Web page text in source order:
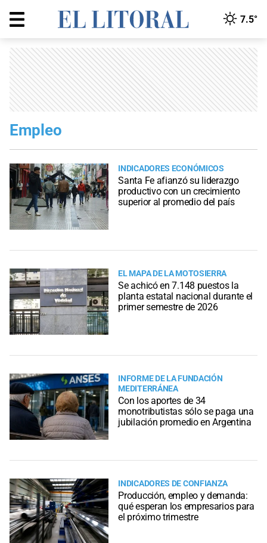
7.5°
Empleo
INDICADORES ECONÓMICOS
Santa Fe afianzó su liderazgo
productivo con un crecimiento
superior al promedio del país
EL MAPA DE LA MOTOSIERRA
Se achicó en 7.148 puestos la
planta estatal nacional durante el
primer semestre de 2026
INFORME DE LA FUNDACIÓN
MEDITERRÁNEA
Con los aportes de 34
monotributistas sólo se paga una
jubilación promedio en Argentina
INDICADORES DE CONFIANZA
Producción, empleo y demanda:
qué esperan los empresarios para
el próximo trimestre